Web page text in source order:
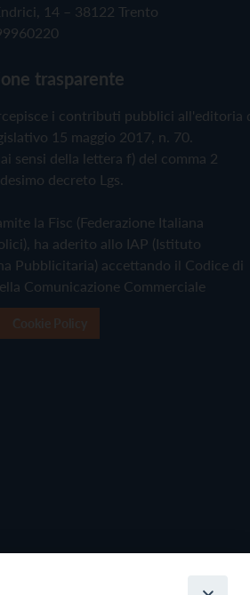
14 – 38122 Trento
trasparente
i contributi pubblici all'editoria
15 maggio 2017, n. 70.
sensi della lettera f) del comma 2
decreto Lgs.
la Fisc (Federazione Italiana
ha aderito allo IAP (Istituto
Pubblicitaria) accettando il Codice di
Comunicazione Commerciale